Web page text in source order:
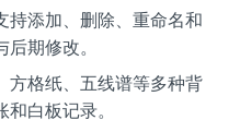
持添加、删除、重命名和
期修改。
方格纸、五线谱等多种背
白板记录。